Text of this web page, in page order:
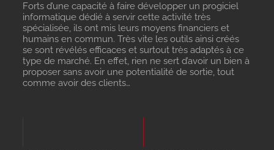
Forts d’une capacité à faire développer un progiciel
informatique dédié à servir cette activité très
spécialisée, ils ont mis leurs moyens financiers et
humains en commun. Très vite les outils ainsi créés
se sont révélés efficaces et surtout très adaptés à ce
type de marché. En effet, rien ne sert d’avoir un bien à
proposer sans avoir une potentialité de sortie, tout
comme avoir des clients…